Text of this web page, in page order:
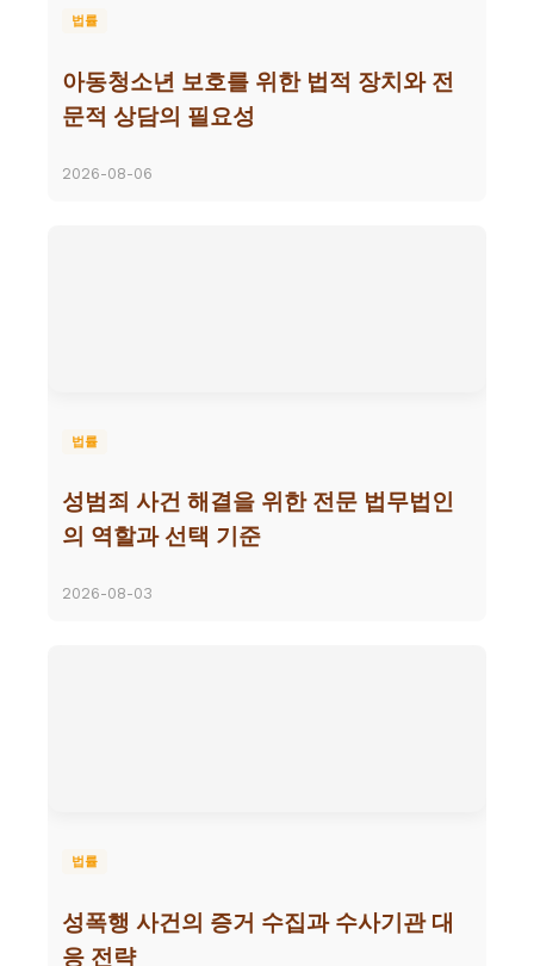
법률
아동청소년 보호를 위한 법적 장치와 전
문적 상담의 필요성
2026-08-06
법률
성범죄 사건 해결을 위한 전문 법무법인
의 역할과 선택 기준
2026-08-03
법률
성폭행 사건의 증거 수집과 수사기관 대
응 전략